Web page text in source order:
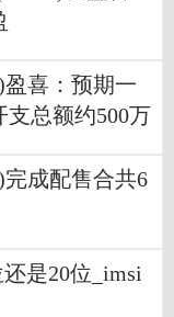
盈喜：预期一
总额约500万
完成配售合共6
是20位_imsi